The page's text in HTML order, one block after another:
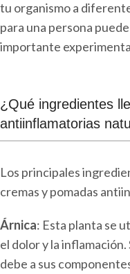
tu organismo a
para una persona
importante
¿Qué ingredientes
antiinflamatorias
Los principales
cremas y pomadas
Árnica: Esta planta se
el dolor y la
debe a sus